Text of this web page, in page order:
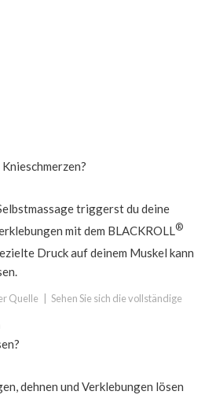
triggerst du deine
mit dem BLACKROLL®
Druck auf deinem Muskel kann
Quelle Sehen Sie sich die vollständige
dehnen und Verklebungen lösen